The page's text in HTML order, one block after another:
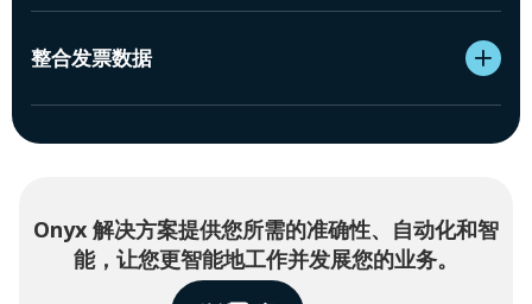
整合发票数据
Onyx 解决方案提供您所需的准确性、自动化和智
能，让您更智能地工作并发展您的业务。